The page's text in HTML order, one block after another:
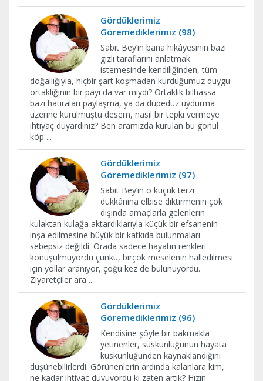
Gördüklerimiz
Göremediklerimiz (98)
Sabit Bey’in bana hikâyesinin bazı
gizli taraflarını anlatmak
istemesinde kendiliğinden, tüm
doğallığıyla, hiçbir şart koşmadan kurduğumuz duygu
ortaklığının bir payı da var mıydı? Ortaklık bilhassa
bazı hatıraları paylaşma, ya da düpedüz uydurma
üzerine kurulmuştu desem, nasıl bir tepki vermeye
ihtiyaç duyardınız? Ben aramızda kurulan bu gönül
köp ...
Gördüklerimiz
Göremediklerimiz (97)
Sabit Bey’in o küçük terzi
dükkânına elbise diktirmenin çok
dışında amaçlarla gelenlerin
kulaktan kulağa aktardıklarıyla küçük bir efsanenin
inşa edilmesine büyük bir katkıda bulunmaları
sebepsiz değildi. Orada sadece hayatın renkleri
konuşulmuyordu çünkü, birçok meselenin halledilmesi
için yollar aranıyor, çoğu kez de bulunuyordu.
Ziyaretçiler ara ...
Gördüklerimiz
Göremediklerimiz (96)
Kendisine şöyle bir bakmakla
yetinenler, suskunluğunun hayata
küskünlüğünden kaynaklandığını
düşünebilirlerdi. Görünenlerin ardında kalanlara kim,
ne kadar ihtiyaç duyuyordu ki zaten artık? Hızın